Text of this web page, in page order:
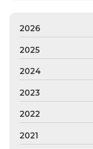
2026
2025
2024
2023
2022
2021